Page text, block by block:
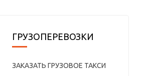
ГРУЗОПЕРЕВОЗКИ
ЗАКАЗАТЬ ГРУЗОВОЕ ТАКСИ